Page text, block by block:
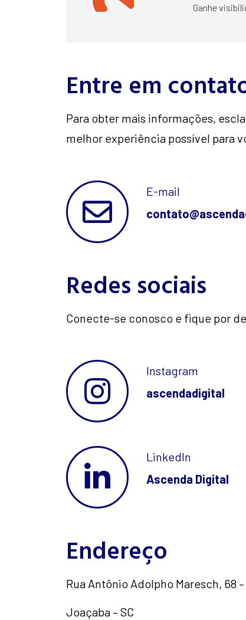
Ganhe
Entre em
Para obter mais informações,
melhor experiência possível para
E-mail
Redes sociais
Conecte-se conosco e fique por
Instagram
ascendadigital
LinkedIn
Ascenda Digital
Endereço
Rua Antônio Adolpho Maresch, 68
Joaçaba – SC